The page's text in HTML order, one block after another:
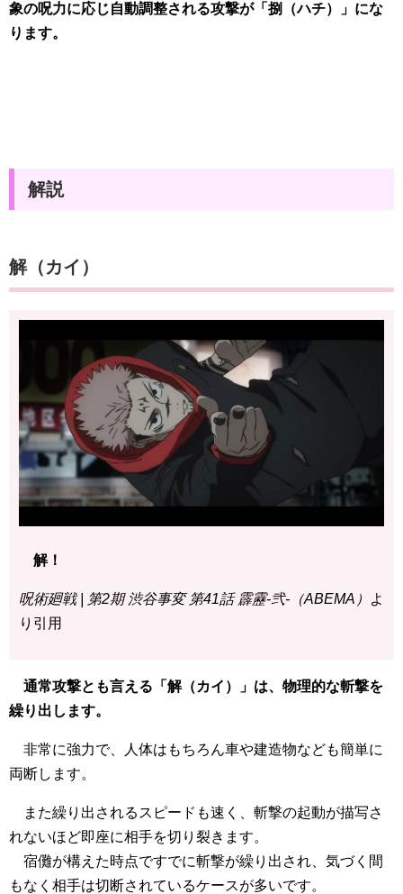
象の呪力に応じ自動調整される攻撃が「捌（ハチ）」にな
ります。
解説
解（カイ）
解！
呪術廻戦 | 第2期 渋谷事変 第41話 霹靂-弐-（ABEMA）
よ
り引用
通常攻撃とも言える「解（カイ）」は、物理的な斬撃を
繰り出します。
非常に強力で、人体はもちろん車や建造物なども簡単に
両断します。
また繰り出されるスピードも速く、斬撃の起動が描写さ
れないほど即座に相手を切り裂きます。
宿儺が構えた時点ですでに斬撃が繰り出され、気づく間
もなく相手は切断されているケースが多いです。